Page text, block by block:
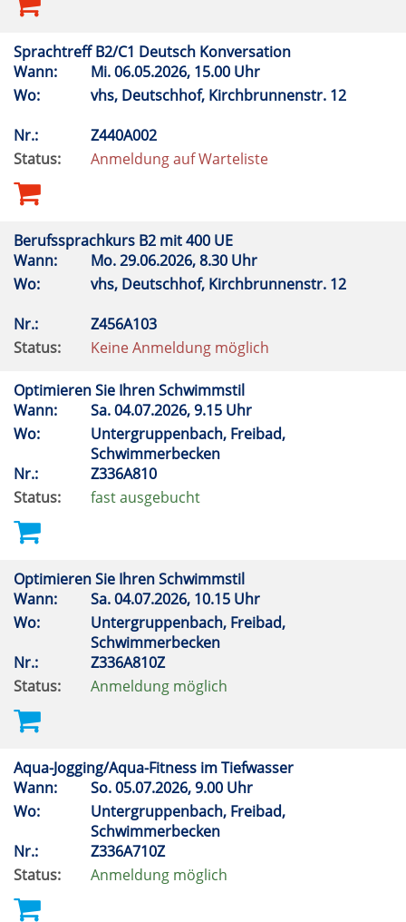
Sprachtreff B2/C1 Deutsch Konversation
Wann:
Mi.06.05.2026, 15.00 Uhr
Wo:
vhs, Deutschhof, Kirchbrunnenstr. 12
Nr.:
Z440A002
Status:
Anmeldung auf Warteliste
Berufssprachkurs B2 mit 400 UE
Wann:
Mo.29.06.2026, 8.30 Uhr
Wo:
vhs, Deutschhof, Kirchbrunnenstr. 12
Nr.:
Z456A103
Status:
Keine Anmeldung möglich
Optimieren Sie Ihren Schwimmstil
Wann:
Sa.04.07.2026, 9.15 Uhr
Wo:
Untergruppenbach, Freibad,
Schwimmerbecken
Nr.:
Z336A810
Status:
fast ausgebucht
Optimieren Sie Ihren Schwimmstil
Wann:
Sa.04.07.2026, 10.15 Uhr
Wo:
Untergruppenbach, Freibad,
Schwimmerbecken
Nr.:
Z336A810Z
Status:
Anmeldung möglich
Aqua-Jogging/Aqua-Fitness im Tiefwasser
Wann:
So.05.07.2026, 9.00 Uhr
Wo:
Untergruppenbach, Freibad,
Schwimmerbecken
Nr.:
Z336A710Z
Status:
Anmeldung möglich